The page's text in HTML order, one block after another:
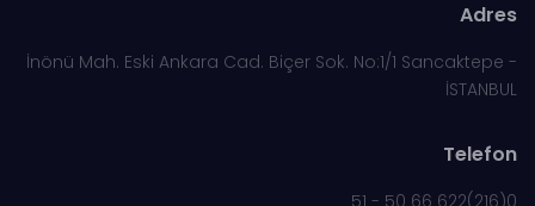
Adres
İnönü Mah. Eski Ankara Cad. Biçer Sok. No:1/1 Sancaktepe -
İSTANBUL
Telefon
0(216)622 66 50 - 51